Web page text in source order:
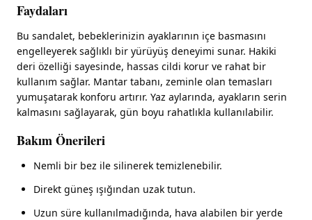
Faydaları
Bu sandalet, bebeklerinizin ayaklarının içe basmasını
engelleyerek sağlıklı bir yürüyüş deneyimi sunar. Hakiki
deri özelliği sayesinde, hassas cildi korur ve rahat bir
kullanım sağlar. Mantar tabanı, zeminle olan temasları
yumuşatarak konforu artırır. Yaz aylarında, ayakların serin
kalmasını sağlayarak, gün boyu rahatlıkla kullanılabilir.
Bakım Önerileri
Nemli bir bez ile silinerek temizlenebilir.
Direkt güneş ışığından uzak tutun.
Uzun süre kullanılmadığında, hava alabilen bir yerde